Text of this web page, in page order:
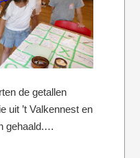
de getallen
uit ’t Valkennest en
gehaald.…